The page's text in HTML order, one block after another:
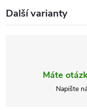
Další varianty
Máte
Napište